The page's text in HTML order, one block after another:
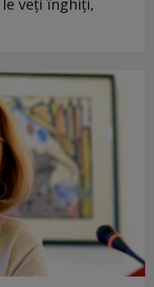
veţi înghiţi,